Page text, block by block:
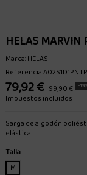
HELAS MARVIN
Marca:HELAS
Referencia
79,92 € 99,90 € -
Impuestos incluidos
Sarga de algodón
elástica.
Talla
M